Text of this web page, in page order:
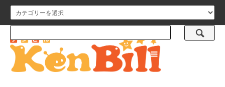
メニュー